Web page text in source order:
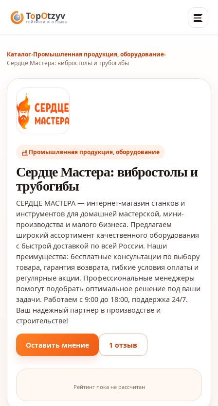
Каталог›Промышленная продукция, оборудование›
Сердце Мастера: вибростолы и трубогибы
Промышленная продукция, оборудование
Сердце Мастера: вибростолы и
трубогибы
СЕРДЦЕ МАСТЕРА — интернет-магазин станков и
инструментов для домашней мастерской, мини-
производства и малого бизнеса. Предлагаем
широкий ассортимент качественного оборудования
с быстрой доставкой по всей России. Наши
преимущества: бесплатные консультации по выбору
товара, гарантия возврата, гибкие условия оплаты и
регулярные акции. Профессиональные менеджеры
помогут подобрать оптимальное решение под ваши
задачи. Работаем с 9:00 до 18:00, поддержка 24/7.
Ваш надежный партнер в производстве и
строительстве!
Оставить мнение 1 отзыв
Рейтинг пока не рассчитан